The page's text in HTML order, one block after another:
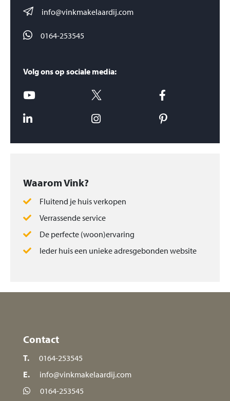
info@vinkmakelaardij.com
0164-253545
Volg ons op sociale media:
Waarom Vink?
Fluitend je huis verkopen
Verrassende service
De perfecte (woon)ervaring
Ieder huis een unieke adresgebonden website
Contact
T.
0164-253545
E.
info@vinkmakelaardij.com
0164-253545